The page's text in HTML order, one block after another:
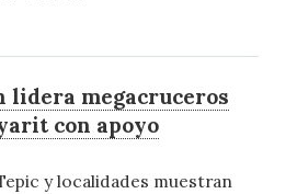
lidera megacruceros
con apoyo
y localidades muestran